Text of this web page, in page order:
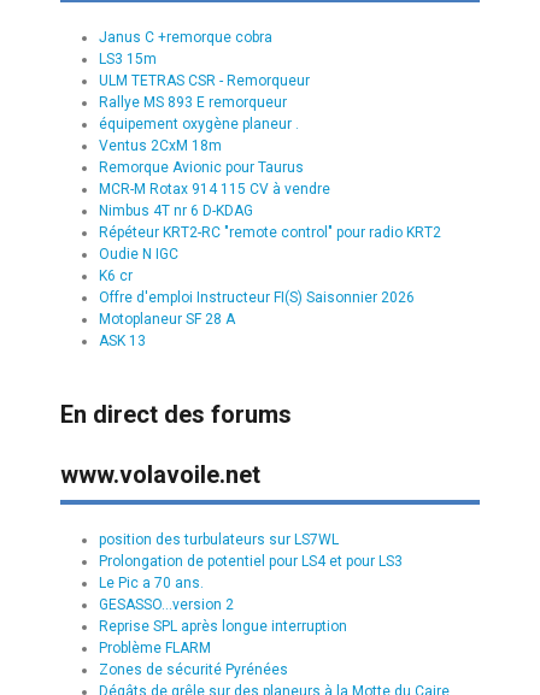
Janus C +remorque cobra
LS3 15m
ULM TETRAS CSR - Remorqueur
Rallye MS 893 E remorqueur
équipement oxygène planeur .
Ventus 2CxM 18m
Remorque Avionic pour Taurus
MCR-M Rotax 914 115 CV à vendre
Nimbus 4T nr 6 D-KDAG
Répéteur KRT2-RC "remote control" pour radio KRT2
Oudie N IGC
K6 cr
Offre d'emploi Instructeur FI(S) Saisonnier 2026
Motoplaneur SF 28 A
ASK 13
En direct des forums
www.volavoile.net
position des turbulateurs sur LS7WL
Prolongation de potentiel pour LS4 et pour LS3
Le Pic a 70 ans.
GESASSO...version 2
Reprise SPL après longue interruption
Problème FLARM
Zones de sécurité Pyrénées
Dégâts de grêle sur des planeurs à la Motte du Caire